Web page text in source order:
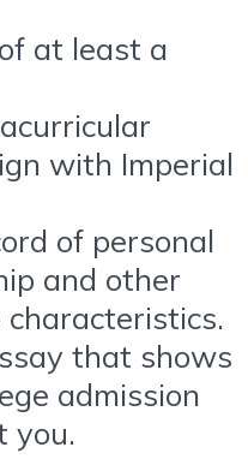
at least a
with Imperial
of personal
and other
that shows
admission
you.